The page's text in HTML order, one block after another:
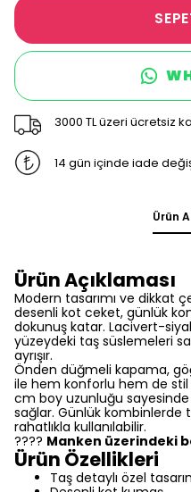
3000 TL üzeri ücretsiz
14 gün içinde iade
Ürün
Ürün Açıklaması
Modern tasarımı ve dikkat
desenli kot ceket, günlük
dokunuş katar. Lacivert-
yüzeydeki taş süslemeleri
ayrışır.
Önden düğmeli kapama,
ile hem konforlu hem de stil
cm boy uzunluğu
sağlar. Günlük kombinlerde
rahatlıkla kullanılabilir.
???? Manken üzerindeki
Ürün Özellikleri
Taş detaylı özel